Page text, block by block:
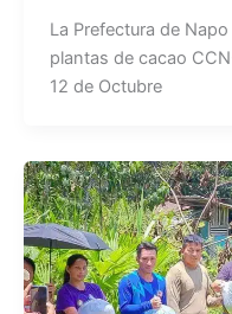
La Prefectura de
plantas de cacao
12 de Octubre